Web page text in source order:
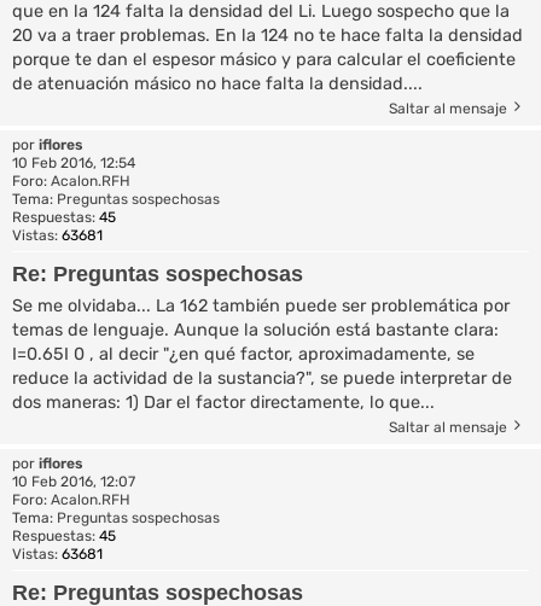
que en la 124 falta la densidad del Li. Luego sospecho que la
20 va a traer problemas. En la 124 no te hace falta la densidad
porque te dan el espesor másico y para calcular el coeficiente
de atenuación másico no hace falta la densidad....
Saltar al mensaje
por iflores
10 Feb 2016, 12:54
Foro: Acalon.RFH
Tema: Preguntas sospechosas
Respuestas: 45
Vistas: 63681
Re: Preguntas sospechosas
Se me olvidaba... La 162 también puede ser problemática por
temas de lenguaje. Aunque la solución está bastante clara:
I=0.65I 0 , al decir "¿en qué factor, aproximadamente, se
reduce la actividad de la sustancia?", se puede interpretar de
dos maneras: 1) Dar el factor directamente, lo que...
Saltar al mensaje
por iflores
10 Feb 2016, 12:07
Foro: Acalon.RFH
Tema: Preguntas sospechosas
Respuestas: 45
Vistas: 63681
Re: Preguntas sospechosas